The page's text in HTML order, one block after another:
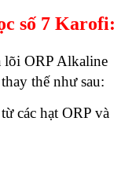
số 7 Karofi:
lõi ORP Alkaline
thế như sau:
các hạt ORP và